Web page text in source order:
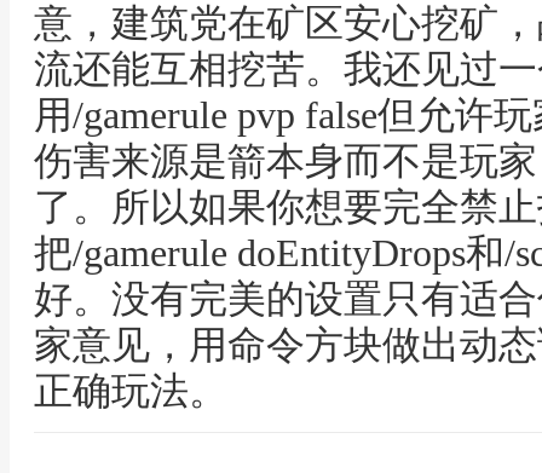
意，建筑党在矿区安心挖矿
流还能互相挖苦。我还见过
用/gamerule pvp false但允许
伤害来源是箭本身而不是玩
了。所以如果你想要完全禁
把/gamerule doEntityDrops和/
好。没有完美的设置只有适
家意见，用命令方块做出动
正确玩法。